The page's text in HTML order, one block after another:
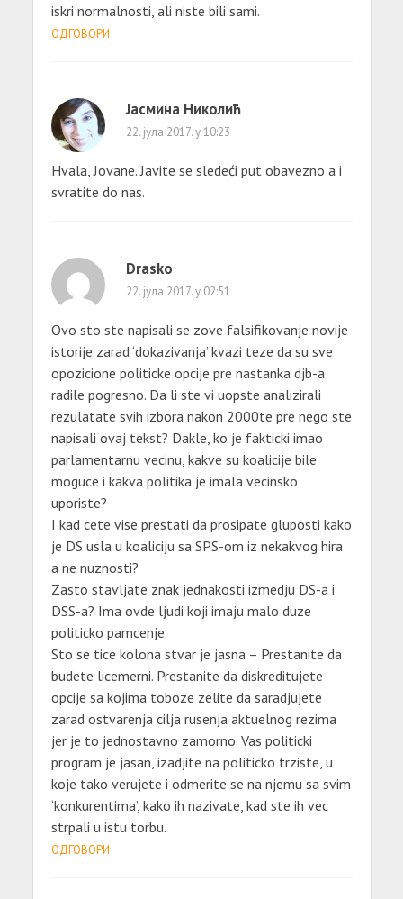
iskri normalnosti, ali niste bili sami.
ОДГОВОРИ
Јасмина Николић
22. јула 2017. у 10:23
Hvala, Jovane. Javite se sledeći put obavezno a i
svratite do nas.
Drasko
22. јула 2017. у 02:51
Ovo sto ste napisali se zove falsifikovanje novije
istorije zarad ‘dokazivanja’ kvazi teze da su sve
opozicione politicke opcije pre nastanka djb-a
radile pogresno. Da li ste vi uopste analizirali
rezulatate svih izbora nakon 2000te pre nego ste
napisali ovaj tekst? Dakle, ko je fakticki imao
parlamentarnu vecinu, kakve su koalicije bile
moguce i kakva politika je imala vecinsko
uporiste?
I kad cete vise prestati da prosipate gluposti kako
je DS usla u koaliciju sa SPS-om iz nekakvog hira
a ne nuznosti?
Zasto stavljate znak jednakosti izmedju DS-a i
DSS-a? Ima ovde ljudi koji imaju malo duze
politicko pamcenje.
Sto se tice kolona stvar je jasna – Prestanite da
budete licemerni. Prestanite da diskreditujete
opcije sa kojima toboze zelite da saradjujete
zarad ostvarenja cilja rusenja aktuelnog rezima
jer je to jednostavno zamorno. Vas politicki
program je jasan, izadjite na politicko trziste, u
koje tako verujete i odmerite se na njemu sa svim
‘konkurentima’, kako ih nazivate, kad ste ih vec
strpali u istu torbu.
ОДГОВОРИ